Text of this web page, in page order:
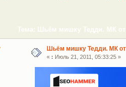
Тема: Шьём мишку Тедди. МК
Шьём мишку Тедди. МК
« : Июль 21, 2011, 05:33:25 »